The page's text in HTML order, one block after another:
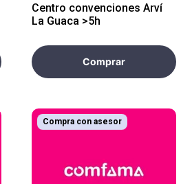
Centro convenciones Arví
La Guaca >5h
Comprar
Compra con asesor